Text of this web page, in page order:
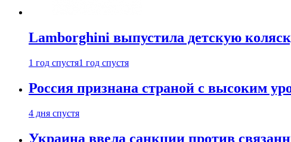
Lamborghini выпустила детскую
1 год спустя1 год спустя
Россия признана страной с высоким
4 дня спустя
Украина ввела санкции против